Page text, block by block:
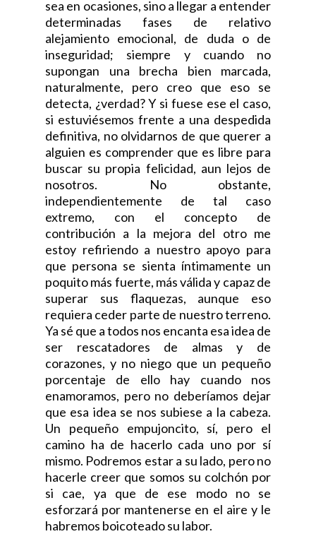
sea en ocasiones, sino a llegar a entender
determinadas fases de relativo
alejamiento emocional, de duda o de
inseguridad; siempre y cuando no
supongan una brecha bien marcada,
naturalmente, pero creo que eso se
detecta, ¿verdad? Y si fuese ese el caso,
si estuviésemos frente a una despedida
definitiva, no olvidarnos de que querer a
alguien es comprender que es libre para
buscar su propia felicidad, aun lejos de
nosotros. No obstante,
independientemente de tal caso
extremo, con el concepto de
contribución a la mejora del otro me
estoy refiriendo a nuestro apoyo para
que persona se sienta íntimamente un
poquito más fuerte, más válida y capaz de
superar sus flaquezas, aunque eso
requiera ceder parte de nuestro terreno.
Ya sé que a todos nos encanta esa idea de
ser rescatadores de almas y de
corazones, y no niego que un pequeño
porcentaje de ello hay cuando nos
enamoramos, pero no deberíamos dejar
que esa idea se nos subiese a la cabeza.
Un pequeño empujoncito, sí, pero el
camino ha de hacerlo cada uno por sí
mismo. Podremos estar a su lado, pero no
hacerle creer que somos su colchón por
si cae, ya que de ese modo no se
esforzará por mantenerse en el aire y le
habremos boicoteado su labor.